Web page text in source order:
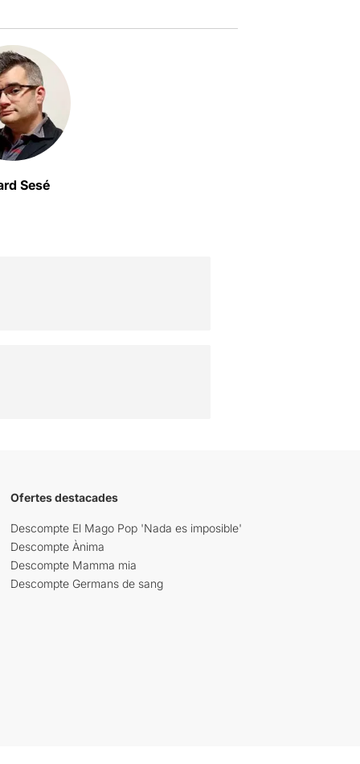
Sesé
Ofertes destacades
Descompte El Mago Pop 'Nada es imposible'
Descompte Ànima
Descompte Mamma mia
Descompte Germans de sang